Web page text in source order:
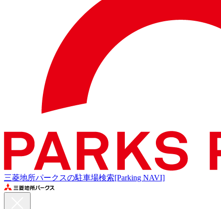
三菱地所パークスの駐車場検索[Parking NAVI]